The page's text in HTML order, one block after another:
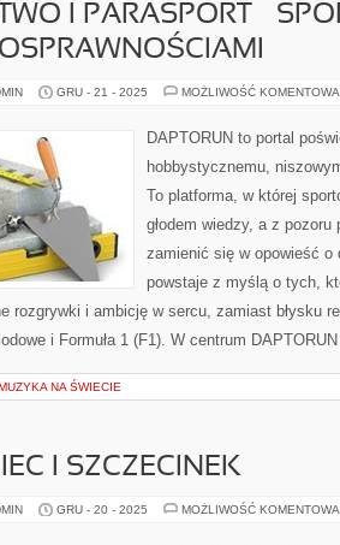
I PARASPORT –
GRU - 21 - 2025 MOŻLIWOŚĆ
DAPTORUN to portal
hobbystycznemu,
To platforma, w której
głodem wiedzy, a z
zamienić się w opowieść o
powstaje z myślą o tych,
rozgrywki i ambicję w sercu, zamiast błysku
i Formuła 1 (F1). W centrum
NA ŚWIECIE
I SZCZECINEK
GRU - 20 - 2025 MOŻLIWOŚĆ